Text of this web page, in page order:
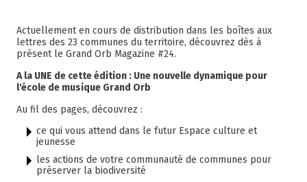
Actuellement en cours de distribution dans les boîtes aux
lettres des 23 communes du territoire, découvrez dès à
présent le Grand Orb Magazine #24.
A la UNE de cette édition : Une nouvelle dynamique pour
l'école de musique Grand Orb
Au fil des pages, découvrez :
ce qui vous attend dans le futur Espace culture et
jeunesse
les actions de votre communauté de communes pour
préserver la biodiversité